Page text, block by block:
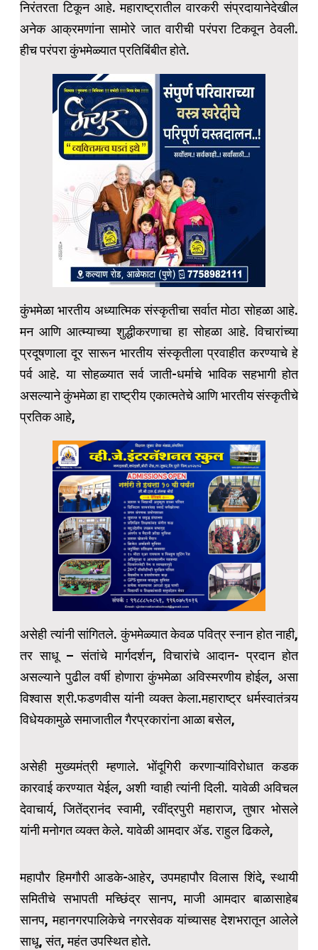
निरंतरता टिकून आहे. महाराष्ट्रातील वारकरी संप्रदायानेदेखील
अनेक आक्रमणांना सामोरे जात वारीची परंपरा टिकवून ठेवली.
हीच परंपरा कुंभमेळ्यात प्रतिबिंबीत होते.
कुंभमेळा भारतीय अध्यात्मिक संस्कृतीचा सर्वात मोठा सोहळा आहे.
मन आणि आत्म्याच्या शुद्धीकरणाचा हा सोहळा आहे. विचारांच्या
प्रदूषणाला दूर सारून भारतीय संस्कृतीला प्रवाहीत करण्याचे हे
पर्व आहे. या सोहळ्यात सर्व जाती-धर्माचे भाविक सहभागी होत
असल्याने कुंभमेळा हा राष्ट्रीय एकात्मतेचे आणि भारतीय संस्कृतीचे
प्रतिक आहे,
असेही त्यांनी सांगितले. कुंभमेळ्यात केवळ पवित्र स्नान होत नाही,
तर साधू – संतांचे मार्गदर्शन, विचारांचे आदान- प्रदान होत
असल्याने पुढील वर्षी होणारा कुंभमेळा अविस्मरणीय होईल, असा
विश्वास श्री.फडणवीस यांनी व्यक्त केला.महाराष्ट्र धर्मस्वातंत्र्य
विधेयकामुळे समाजातील गैरप्रकारांना आळा बसेल,
असेही मुख्यमंत्री म्हणाले. भोंदूगिरी करणाऱ्यांविरोधात कडक
कारवाई करण्यात येईल, अशी ग्वाही त्यांनी दिली. यावेळी अविचल
देवाचार्य, जितेंद्रानंद स्वामी, रवींद्रपुरी महाराज, तुषार भोसले
यांनी मनोगत व्यक्त केले. यावेळी आमदार ॲड. राहुल ढिकले,
महापौर हिमगौरी आडके-आहेर, उपमहापौर विलास शिंदे, स्थायी
समितीचे सभापती मच्छिंद्र सानप, माजी आमदार बाळासाहेब
सानप, महानगरपालिकेचे नगरसेवक यांच्यासह देशभरातून आलेले
साधू, संत, महंत उपस्थित होते.